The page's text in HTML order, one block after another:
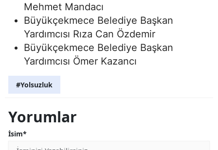
Mehmet Mandacı
Büyükçekmece Belediye Başkan
Yardımcısı Rıza Can Özdemir
Büyükçekmece Belediye Başkan
Yardımcısı Ömer Kazancı
#Yolsuzluk
Yorumlar
İsim*